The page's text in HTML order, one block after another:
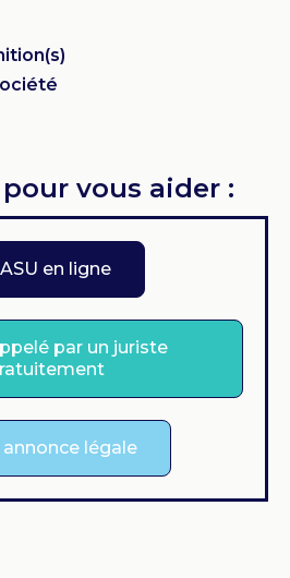
vous aider :
en ligne
par un juriste
légale